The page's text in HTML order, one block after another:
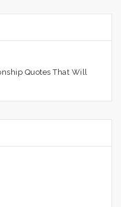
Quotes That Will